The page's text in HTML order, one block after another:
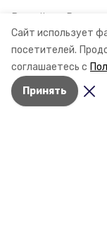
Сайт использует
посетителей.
соглашаетесь с
Принять
В посёлке
завершается
магистрального
Ранее в порядок
30 марта 2022, 13:38